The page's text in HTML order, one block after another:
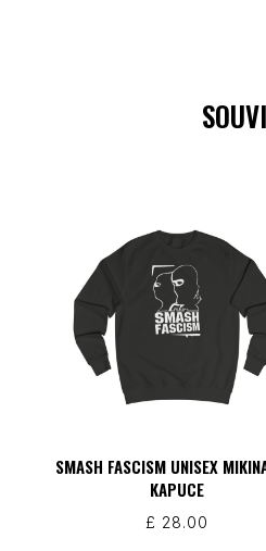
SMASH FASCISM UNISEX
KAPUCE
£ 28.00